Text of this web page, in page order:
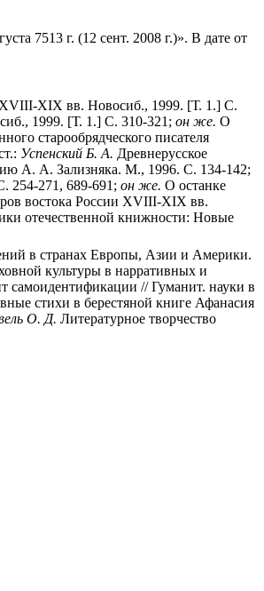
7513 г. (12 сент. 2008 г.)». В дате от
XVIII-XIX вв. Новосиб., 1999. [Т. 1.] С.
1999. [Т. 1.] С. 310-321; он же. О
старообрядческого писателя
Успенский Б. А. Древнерусское
А. А. Зализняка. М., 1996. С. 134-142;
254-271, 689-691; он же. О останке
востока России XVIII-XIX вв.
отечественной книжности: Новые
в странах Европы, Азии и Америки.
культуры в нарративных и
самоидентификации // Гуманит. науки в
стихи в берестяной книге Афанасия
О. Д. Литературное творчество